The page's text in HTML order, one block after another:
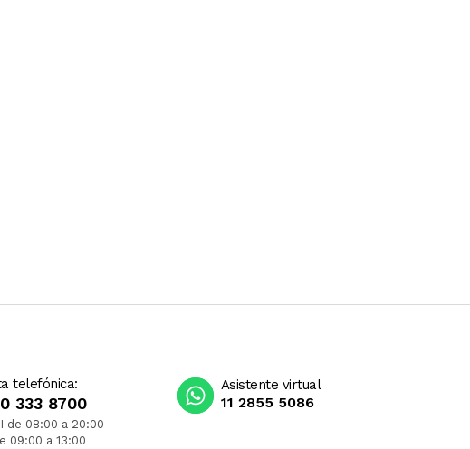
telefónica:
333 8700
de 08:00 a 20:00
09:00 a 13:00
Asistente virtual
11 2855 5086